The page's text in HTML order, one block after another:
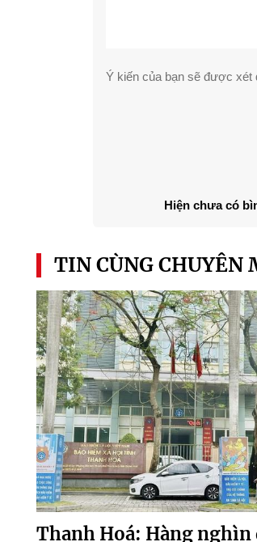
Ý kiến của bạn sẽ được xét
Hiện chưa có
TIN CÙNG CHUYÊN
Thanh Hoá: Hàng nghìn